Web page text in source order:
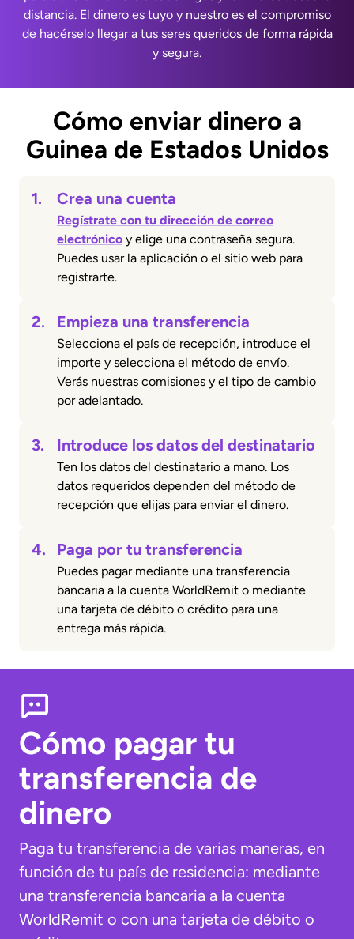
distancia. El dinero es tuyo y nuestro es el compromiso
de hacérselo llegar a tus seres queridos de forma rápida
y segura.
Cómo enviar dinero a
Guinea de Estados Unidos
1. Crea una cuenta
Regístrate con tu dirección de correo
electrónico y elige una contraseña segura.
Puedes usar la aplicación o el sitio web para
registrarte.
2. Empieza una transferencia
Selecciona el país de recepción, introduce el
importe y selecciona el método de envío.
Verás nuestras comisiones y el tipo de cambio
por adelantado.
3. Introduce los datos del destinatario
Ten los datos del destinatario a mano. Los
datos requeridos dependen del método de
recepción que elijas para enviar el dinero.
4. Paga por tu transferencia
Puedes pagar mediante una transferencia
bancaria a la cuenta WorldRemit o mediante
una tarjeta de débito o crédito para una
entrega más rápida.
Cómo pagar tu
transferencia de
dinero
Paga tu transferencia de varias maneras, en
función de tu país de residencia: mediante
una transferencia bancaria a la cuenta
WorldRemit o con una tarjeta de débito o